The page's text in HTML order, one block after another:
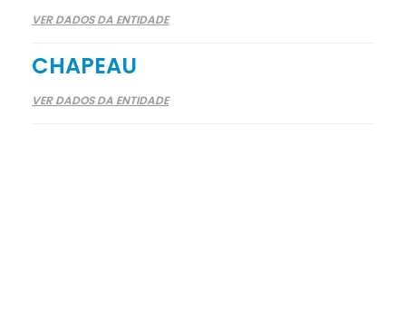
VER DADOS DA ENTIDADE
CHAPEAU
VER DADOS DA ENTIDADE